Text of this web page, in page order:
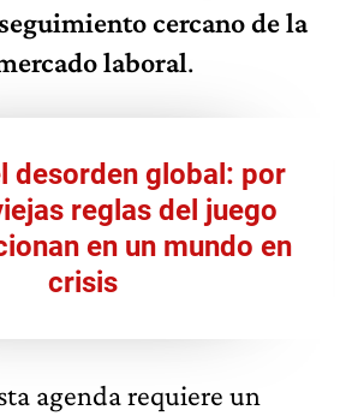
cercano de la
laboral.
desorden global: por
reglas del juego
en un mundo en
crisis
agenda requiere un